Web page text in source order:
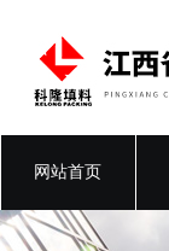
网站首页